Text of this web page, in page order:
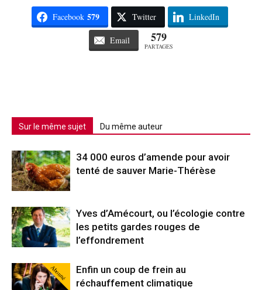
Facebook 579 Twitter LinkedIn
Email 579
PARTAGES
Sur le même sujet Du même auteur
34 000 euros d’amende pour avoir
tenté de sauver Marie-Thérèse
Yves d’Amécourt, ou l’écologie contre
les petits gardes rouges de
l’effondrement
Abonné
Enfin un coup de frein au
réchauffement climatique